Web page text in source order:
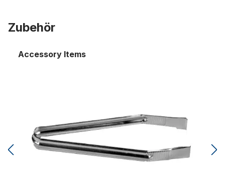
Zubehör
Accessory Items